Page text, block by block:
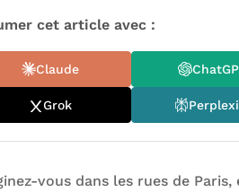
cet article avec :
Claude
Grok
vous dans les rues de